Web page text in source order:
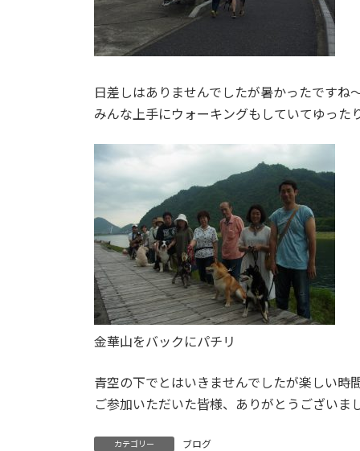
日差しはありませんでしたが暑かったですね
みんな上手にウォーキングもしていてゆっ
金華山をバックにパチリ
青空の下でとはいきませんでしたが楽しい時
ご参加いただいた皆様、ありがとうございま
カテゴリー ブログ